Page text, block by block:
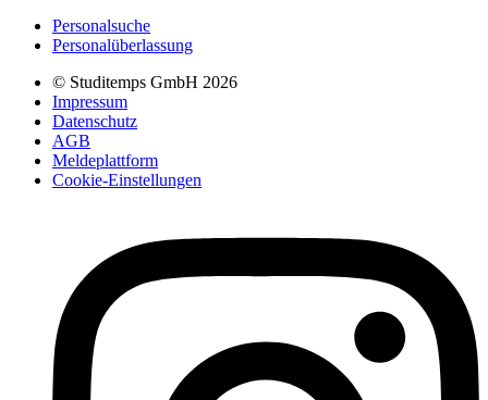
Personalsuche
Personalüberlassung
© Studitemps GmbH 2026
Impressum
Datenschutz
AGB
Meldeplattform
Cookie-Einstellungen